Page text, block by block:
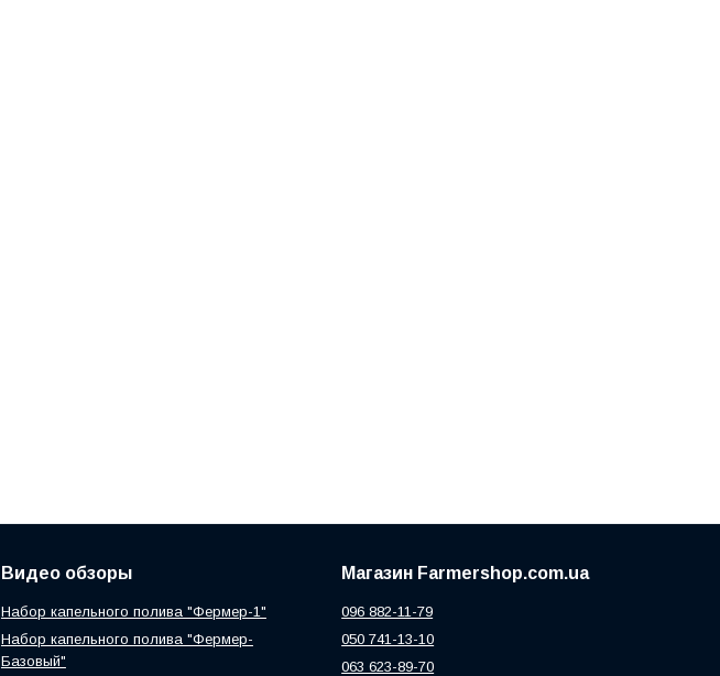
Видео обзоры
Набор капельного полива "Фермер-1"
Набор капельного полива "Фермер-
Базовый"
Магазин Farmershop.com.ua
096 882-11-79
050 741-13-10
063 623-89-70